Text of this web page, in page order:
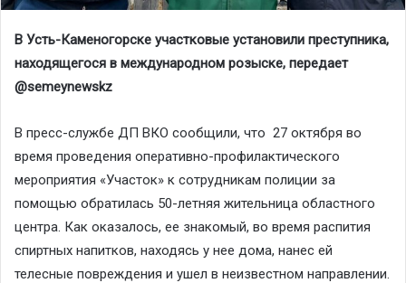
В Усть-Каменогорске участковые установили преступника,
находящегося в международном розыске, передает
@semeynewskz
В пресс-службе ДП ВКО сообщили, что 27 октября во
время проведения оперативно-профилактического
мероприятия «Участок» к сотрудникам полиции за
помощью обратилась 50-летняя жительница областного
центра. Как оказалось, ее знакомый, во время распития
спиртных напитков, находясь у нее дома, нанес ей
телесные повреждения и ушел в неизвестном направлении.